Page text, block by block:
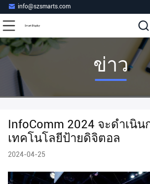
info@szsmarts.com
ข่าว
InfoComm 2024 จะดําเนิน
เทคโนโลยีป้ายดิจิตอล
2024-04-25